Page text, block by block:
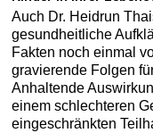
Auch Dr. Heidrun
gesundheitliche
Fakten noch einmal
gravierende Folgen
Anhaltende
einem schlechteren
eingeschränkten